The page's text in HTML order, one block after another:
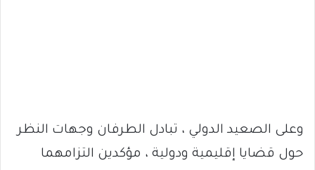
وعلى الصعيد الدولي ، تبادل الطرفان وجهات النظر
حول قضايا إقليمية ودولية ، مؤكدين التزامهما